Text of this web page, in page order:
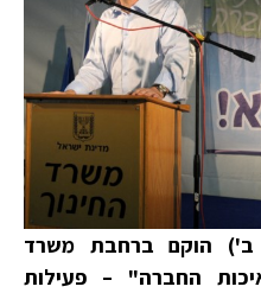
ב') הוקם ברחבת משרד
החברה" – פעילות